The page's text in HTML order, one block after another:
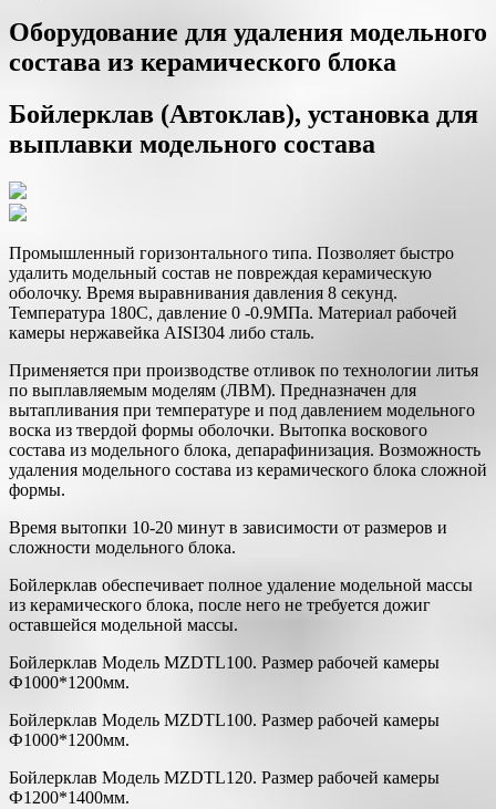
Оборудование для удаления модельного
состава из керамического блока
Бойлерклав (Автоклав), установка для
выплавки модельного состава
Промышленный горизонтального типа. Позволяет быстро
удалить модельный состав не повреждая керамическую
оболочку. Время выравнивания давления 8 секунд.
Температура 180С, давление 0 -0.9МПа. Материал рабочей
камеры нержавейка AISI304 либо сталь.
Применяется при производстве отливок по технологии литья
по выплавляемым моделям (ЛВМ). Предназначен для
вытапливания при температуре и под давлением модельного
воска из твердой формы оболочки. Вытопка воскового
состава из модельного блока, депарафинизация. Возможность
удаления модельного состава из керамического блока сложной
формы.
Время вытопки 10-20 минут в зависимости от размеров и
сложности модельного блока.
Бойлерклав обеспечивает полное удаление модельной массы
из керамического блока, после него не требуется дожиг
оставшейся модельной массы.
Бойлерклав Модель MZDTL100. Размер рабочей камеры
Ф1000*1200мм.
Бойлерклав Модель MZDTL100. Размер рабочей камеры
Ф1000*1200мм.
Бойлерклав Модель MZDTL120. Размер рабочей камеры
Ф1200*1400мм.